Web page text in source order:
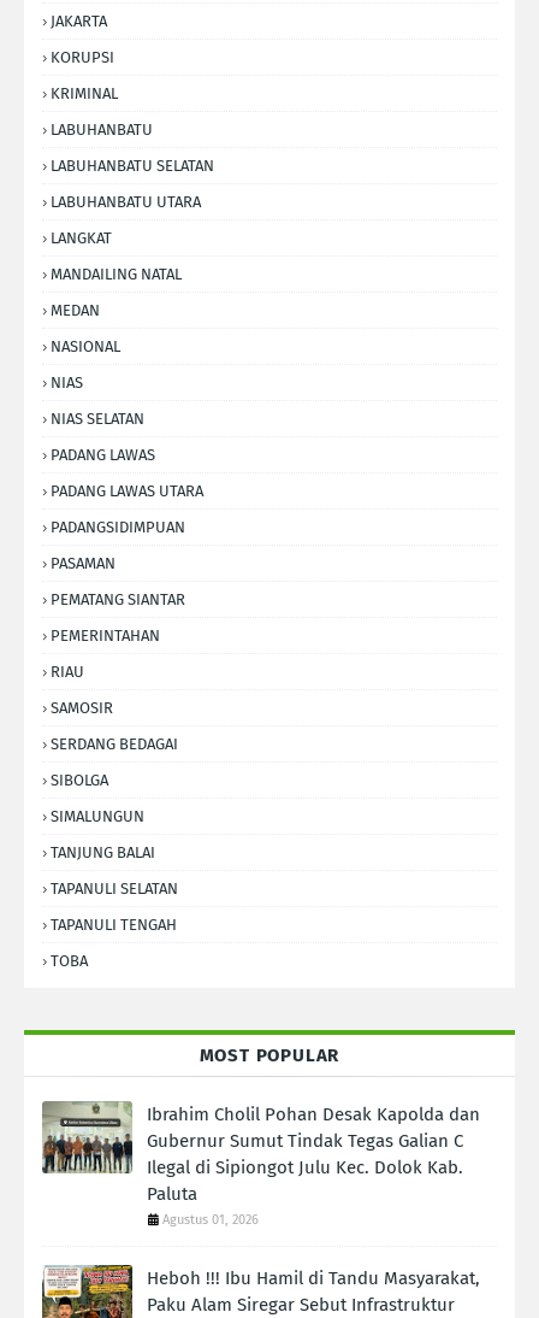
JAKARTA
KORUPSI
KRIMINAL
LABUHANBATU
LABUHANBATU SELATAN
LABUHANBATU UTARA
LANGKAT
MANDAILING NATAL
MEDAN
NASIONAL
NIAS
NIAS SELATAN
PADANG LAWAS
PADANG LAWAS UTARA
PADANGSIDIMPUAN
PASAMAN
PEMATANG SIANTAR
PEMERINTAHAN
RIAU
SAMOSIR
SERDANG BEDAGAI
SIBOLGA
SIMALUNGUN
TANJUNG BALAI
TAPANULI SELATAN
TAPANULI TENGAH
TOBA
MOST POPULAR
Ibrahim Cholil Pohan Desak Kapolda dan
Gubernur Sumut Tindak Tegas Galian C
Ilegal di Sipiongot Julu Kec. Dolok Kab.
Paluta
Agustus 01, 2026
Heboh !!! Ibu Hamil di Tandu Masyarakat,
Paku Alam Siregar Sebut Infrastruktur